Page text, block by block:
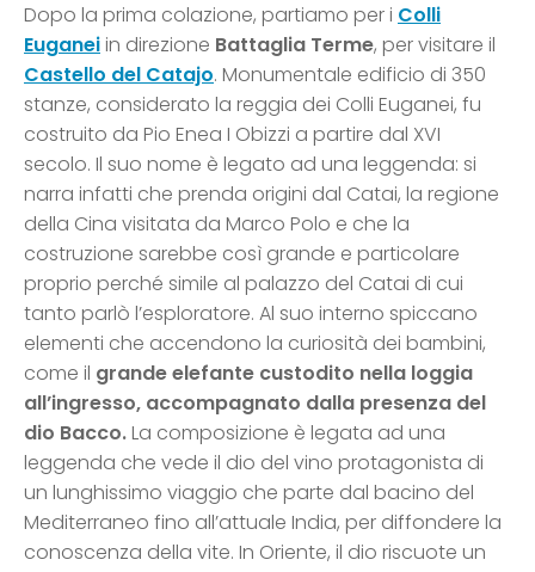
Dopo la prima colazione, partiamo per i Colli
Euganeiin direzione Battaglia Terme, per visitare il
Castello del Catajo. Monumentale edificio di 350
stanze, considerato la reggia dei Colli Euganei, fu
costruito da Pio Enea I Obizzi a partire dal XVI
secolo. Il suo nome è legato ad una leggenda: si
narra infatti che prenda origini dal Catai, la regione
della Cina visitata da Marco Polo e che la
costruzione sarebbe così grande e particolare
proprio perché simile al palazzo del Catai di cui
tanto parlò l’esploratore. Al suo interno spiccano
elementi che accendono la curiosità dei bambini,
come il grande elefante custodito nella loggia
all’ingresso, accompagnato dalla presenza del
dio Bacco.La composizione è legata ad una
leggenda che vede il dio del vino protagonista di
un lunghissimo viaggio che parte dal bacino del
Mediterraneo fino all’attuale India, per diffondere la
conoscenza della vite. In Oriente, il dio riscuote un